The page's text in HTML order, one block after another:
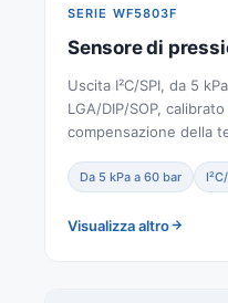
SERIE WF5803F
Sensore di
Uscita I²C/SPI, da 5
LGA/DIP/SOP,
compensazione della
Da 5 kPa a 60 bar
Visualizza altro